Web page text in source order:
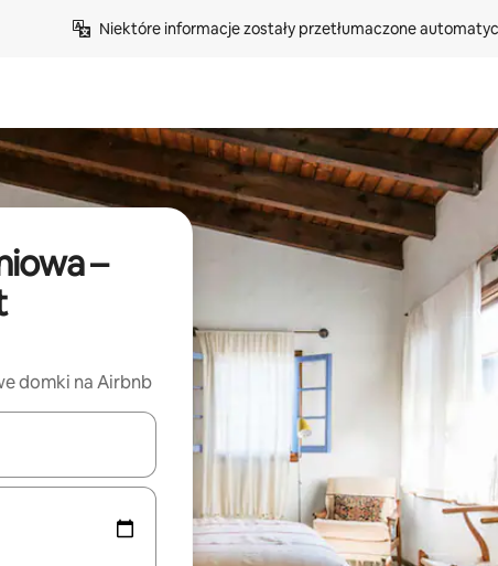
Niektóre informacje zostały przetłumaczone
–
domki na Airbnb
poruszać się po nich za pomocą klawiszy strzałek w górę i w